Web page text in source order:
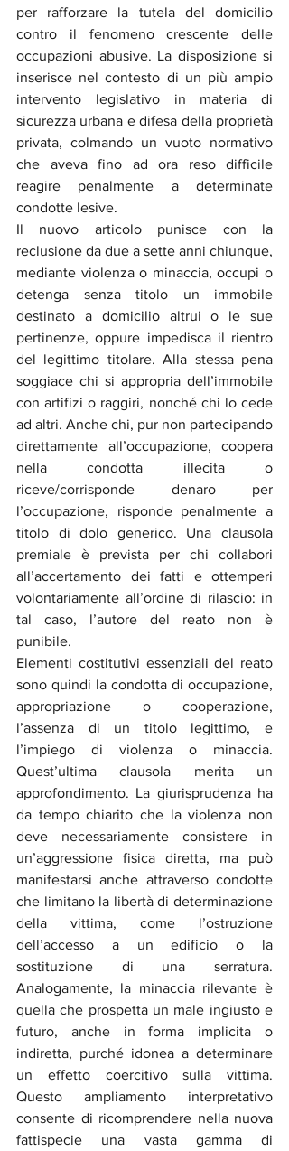
per rafforzare la tutela del domicilio
contro il fenomeno crescente delle
occupazioni abusive. La disposizione si
inserisce nel contesto di un più ampio
intervento legislativo in materia di
sicurezza urbana e difesa della proprietà
privata, colmando un vuoto normativo
che aveva fino ad ora reso difficile
reagire penalmente a determinate
condotte lesive.
Il nuovo articolo punisce con la
reclusione da due a sette anni chiunque,
mediante violenza o minaccia, occupi o
detenga senza titolo un immobile
destinato a domicilio altrui o le sue
pertinenze, oppure impedisca il rientro
del legittimo titolare. Alla stessa pena
soggiace chi si appropria dell’immobile
con artifizi o raggiri, nonché chi lo cede
ad altri. Anche chi, pur non partecipando
direttamente all’occupazione, coopera
nella condotta illecita o
riceve/corrisponde denaro per
l’occupazione, risponde penalmente a
titolo di dolo generico. Una clausola
premiale è prevista per chi collabori
all’accertamento dei fatti e ottemperi
volontariamente all’ordine di rilascio: in
tal caso, l’autore del reato non è
punibile.
Elementi costitutivi essenziali del reato
sono quindi la condotta di occupazione,
appropriazione o cooperazione,
l’assenza di un titolo legittimo, e
l’impiego di violenza o minaccia.
Quest’ultima clausola merita un
approfondimento. La giurisprudenza ha
da tempo chiarito che la violenza non
deve necessariamente consistere in
un’aggressione fisica diretta, ma può
manifestarsi anche attraverso condotte
che limitano la libertà di determinazione
della vittima, come l’ostruzione
dell’accesso a un edificio o la
sostituzione di una serratura.
Analogamente, la minaccia rilevante è
quella che prospetta un male ingiusto e
futuro, anche in forma implicita o
indiretta, purché idonea a determinare
un effetto coercitivo sulla vittima.
Questo ampliamento interpretativo
consente di ricomprendere nella nuova
fattispecie una vasta gamma di